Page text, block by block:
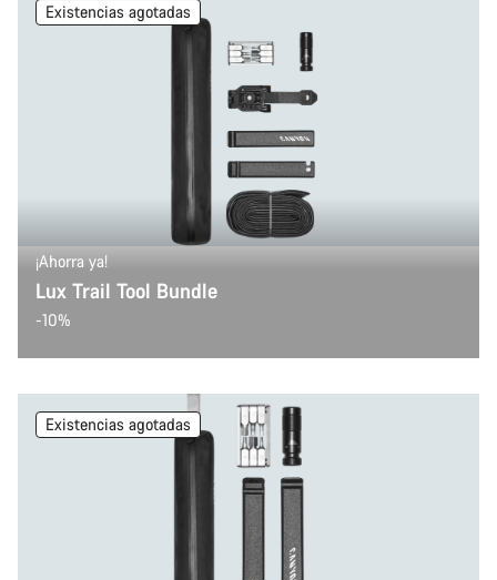
Existencias agotadas
¡Ahorra ya!
Lux Trail Tool Bundle
-10%
Existencias agotadas